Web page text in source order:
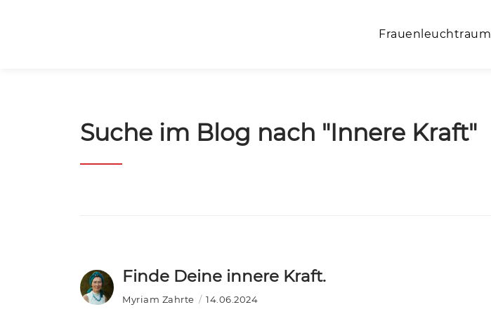
Frauenleuchtraum
Suche im Blog nach "Innere Kraft"
Finde Deine innere Kraft.
Myriam Zahrte 14.06.2024